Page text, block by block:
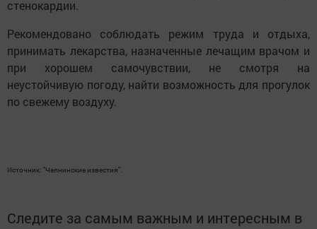
стенокардии.
Рекомендовано соблюдать режим труда и отдыха,
принимать лекарства, назначенные лечащим врачом и
при хорошем самочувствии, не смотря на
неустойчивую погоду, найти возможность для прогулок
по свежему воздуху.
Источник: "Челнинские известия".
Следите за самым важным и интересным в